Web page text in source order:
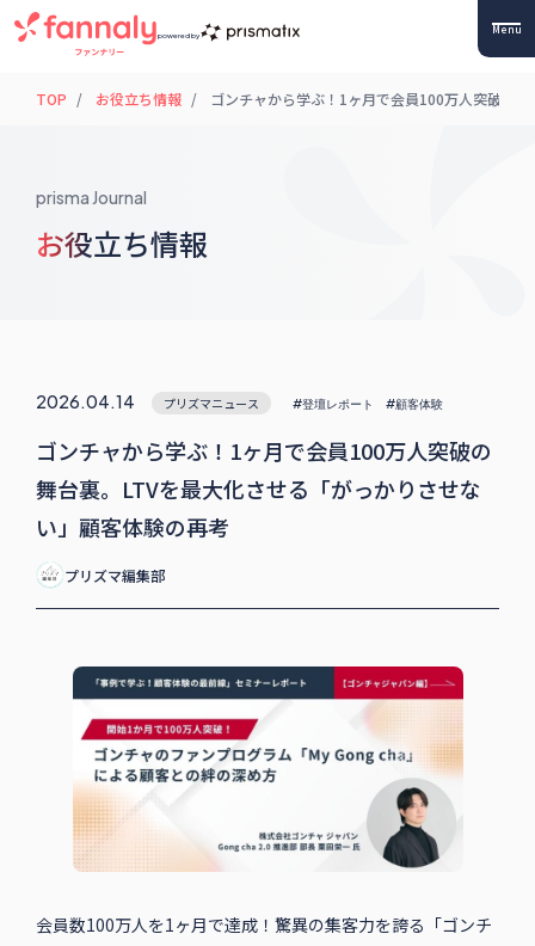
powered by Menu
TOP お役立ち情報 ゴンチャから学ぶ！1ヶ月で会員100万人突破の
prisma Journal
お役立ち情報
2026.04.14 プリズマニュース #登壇レポート #顧客体験
ゴンチャから学ぶ！1ヶ月で会員100万人突破の
舞台裏。LTVを最大化させる「がっかりさせな
い」顧客体験の再考
プリズマ編集部
会員数100万人を1ヶ月で達成！驚異の集客力を誇る「ゴンチ